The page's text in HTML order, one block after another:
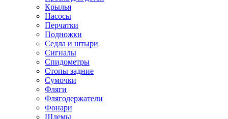
Крылья
Насосы
Перчатки
Подножки
Седла и штыри
Сигналы
Спидометры
Стопы задние
Сумочки
Фляги
Флягодержатели
Фонари
Шлемы